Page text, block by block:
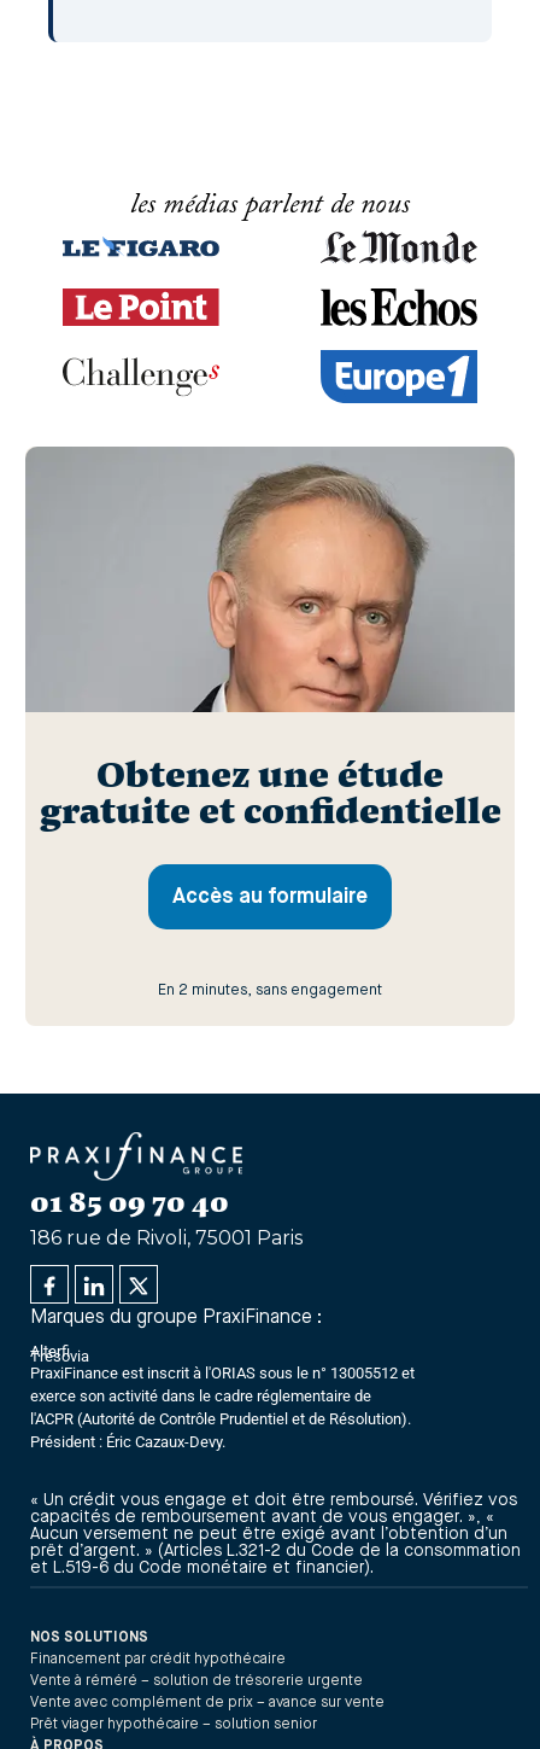
les médias parlent de nous
Obtenez une étude
gratuite et confidentielle
Accès au formulaire
En 2 minutes, sans engagement
01 85 09 70 40
186 rue de Rivoli, 75001 Paris
Marques du groupe PraxiFinance :
Alterfi
Trésovia
PraxiFinance est inscrit à l'ORIAS sous le n° 13005512 et
exerce son activité dans le cadre réglementaire de
l'ACPR (Autorité de Contrôle Prudentiel et de Résolution).
Président : Éric Cazaux-Devy.
« Un crédit vous engage et doit être remboursé. Vérifiez vos
capacités de remboursement avant de vous engager. », «
Aucun versement ne peut être exigé avant l’obtention d’un
prêt d’argent. » (Articles L.321-2 du Code de la consommation
et L.519-6 du Code monétaire et financier).
NOS SOLUTIONS
Financement par crédit hypothécaire
Vente à réméré – solution de trésorerie urgente
Vente avec complément de prix – avance sur vente
Prêt viager hypothécaire – solution senior